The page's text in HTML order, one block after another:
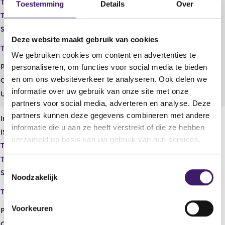
Toestemming Details Over
Deze website maakt gebruik van cookies
We gebruiken cookies om content en advertenties te
personaliseren, om functies voor social media te bieden
en om ons websiteverkeer te analyseren. Ook delen we
informatie over uw gebruik van onze site met onze
partners voor social media, adverteren en analyse. Deze
partners kunnen deze gegevens combineren met andere
informatie die u aan ze heeft verstrekt of die ze hebben
verzameld op basis van uw gebruik van hun services.
e
Noodzakelijk
Voorkeuren
s
Transaction category
Verwerving
Transaction type
Stock option program
Trading place
NEW YORK STOCK EXCHANGE,
INC.
Price
15,85
Quantity
5.000,00
Unit
USD
Instrument type
Gewoon aandeel
ISIN
NL0015002MS2
Transaction category
Verwerving
Transaction type
Stock option program
Trading place
NEW YORK STOCK EXCHANGE,
Price